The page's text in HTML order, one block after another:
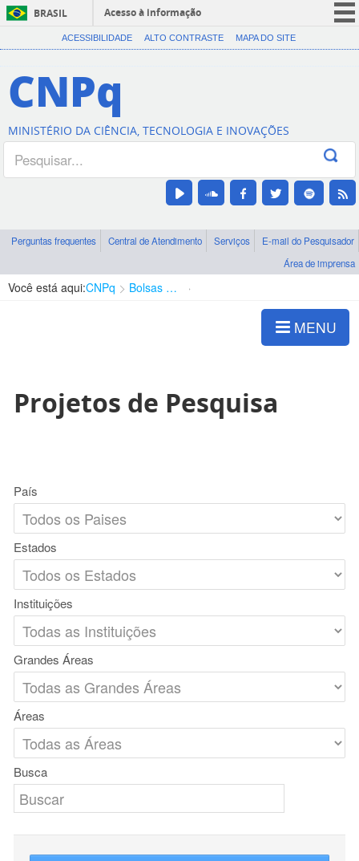
BRASIL
Acesso à informação
CORONAVÍRUS (COVID-19)
Canais
ACESSIBILIDADE ALTO CONTRASTE MAPA DO SITE
CNPq
MINISTÉRIO DA CIÊNCIA, TECNOLOGIA E INOVAÇÕES
Perguntas frequentes Central de Atendimento Serviços
E-mail do Pesquisador
Área de imprensa
Você está aqui:CNPq Bolsas e Auxílios Vigentes
MENU
Projetos de Pesquisa
País
Estados
Instituições
Grandes Áreas
Áreas
Busca